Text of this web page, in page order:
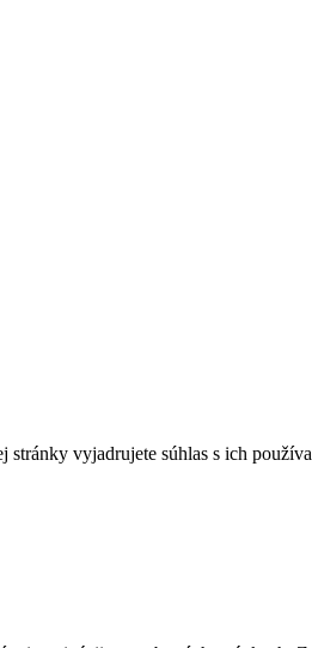
stránky vyjadrujete súhlas s ich